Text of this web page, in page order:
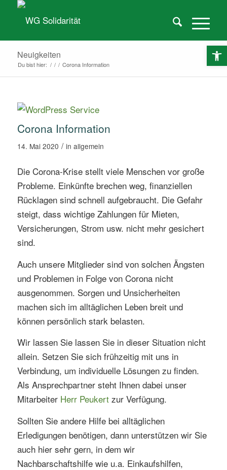
Neuigkeiten
Du bist hier: / / / Corona Information
Corona Information
14. Mai 2020 / in allgemein
Die Corona-Krise stellt viele Menschen vor große
Probleme. Einkünfte brechen weg, finanziellen
Rücklagen sind schnell aufgebraucht. Die Gefahr
steigt, dass wichtige Zahlungen für Mieten,
Versicherungen, Strom usw. nicht mehr gesichert
sind.
Auch unsere Mitglieder sind von solchen Ängsten
und Problemen in Folge von Corona nicht
ausgenommen. Sorgen und Unsicherheiten
machen sich im alltäglichen Leben breit und
können persönlich stark belasten.
Wir lassen Sie lassen Sie in dieser Situation nicht
allein. Setzen Sie sich frühzeitig mit uns in
Verbindung, um individuelle Lösungen zu finden.
Als Ansprechpartner steht Ihnen dabei unser
MitarbeiterHerr Peukertzur Verfügung.
Sollten Sie andere Hilfe bei alltäglichen
Erledigungen benötigen, dann unterstützen wir Sie
auch hier sehr gern, in dem wir
Nachbarschaftshilfe wie u.a. Einkaufshilfen,